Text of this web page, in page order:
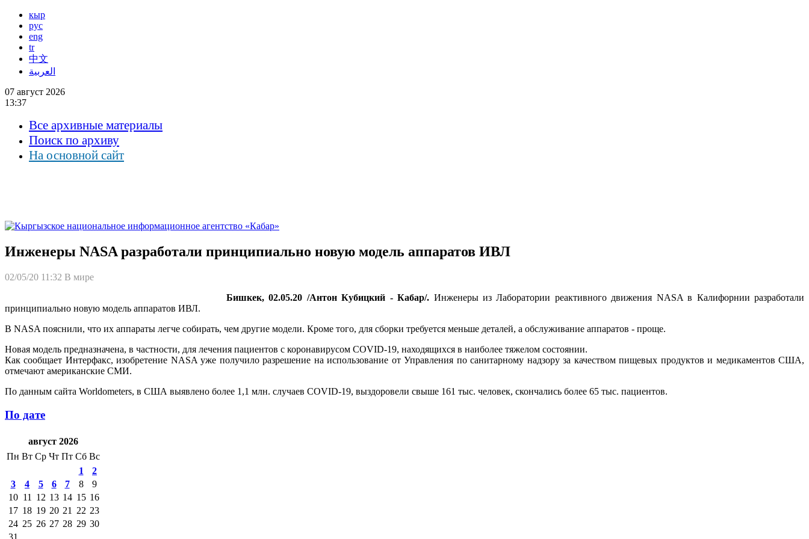
кыр
рус
eng
tr
中文
العربية
07 август 2026
13:37
Все архивные материалы
Поиск по архиву
На основной сайт
Инженеры NASA разработали принципиально новую модель аппаратов ИВЛ
02/05/20 11:32 В мире
Бишкек, 02.05.20 /Антон Кубицкий - Кабар/. Инженеры из Лаборатории реактивного движения NASA в Калифорнии разработали
принципиально новую модель аппаратов ИВЛ.
В NASA пояснили, что их аппараты легче собирать, чем другие модели. Кроме того, для сборки требуется меньше деталей, а обслуживание аппаратов - проще.
Новая модель предназначена, в частности, для лечения пациентов с коронавирусом COVID-19, находящихся в наиболее тяжелом состоянии.
Как сообщает Интерфакс, изобретение NASA уже получило разрешение на использование от Управления по санитарному надзору за качеством пищевых продуктов и медикаментов США,
отмечают американские СМИ.
По данным сайта Worldometers, в США выявлено более 1,1 млн. случаев COVID-19, выздоровели свыше 161 тыс. человек, скончались более 65 тыс. пациентов.
По дате
август 2026
Пн Вт Ср Чт Пт Сб Вс
1
2
3
4 5 6 7 8
9
10 11 12 13 14 15 16
17 18 19 20 21 22 23
24 25 26 27 28 29 30